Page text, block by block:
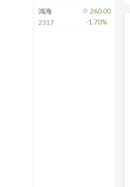
如何綁定合作券商
鴻海
2317
260.00
-1.70%